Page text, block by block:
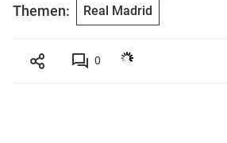
Themen: Real Madrid
0